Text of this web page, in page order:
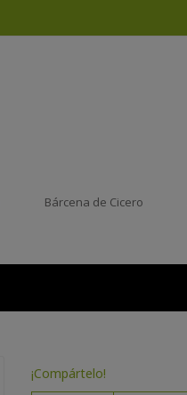
Bárcena de Cicero
¡Compártelo!